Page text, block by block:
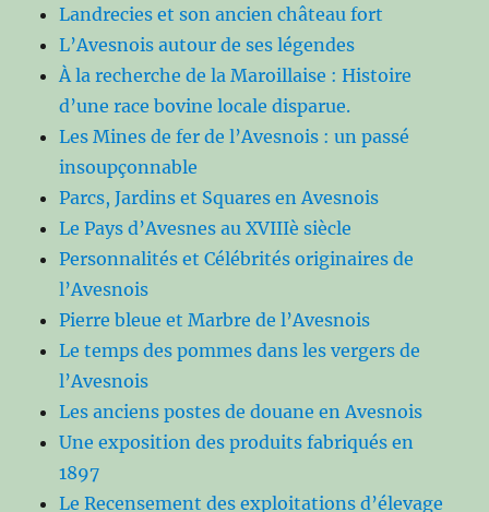
Landrecies et son ancien château fort
L’Avesnois autour de ses légendes
À la recherche de la Maroillaise : Histoire
d’une race bovine locale disparue.
Les Mines de fer de l’Avesnois : un passé
insoupçonnable
Parcs, Jardins et Squares en Avesnois
Le Pays d’Avesnes au XVIIIè siècle
Personnalités et Célébrités originaires de
l’Avesnois
Pierre bleue et Marbre de l’Avesnois
Le temps des pommes dans les vergers de
l’Avesnois
Les anciens postes de douane en Avesnois
Une exposition des produits fabriqués en
1897
Le Recensement des exploitations d’élevage